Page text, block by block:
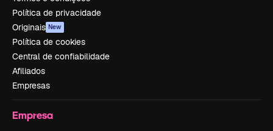
Política de privacidade
Originais New
Política de cookies
Central de confiabilidade
Afiliados
Empresas
Empresa